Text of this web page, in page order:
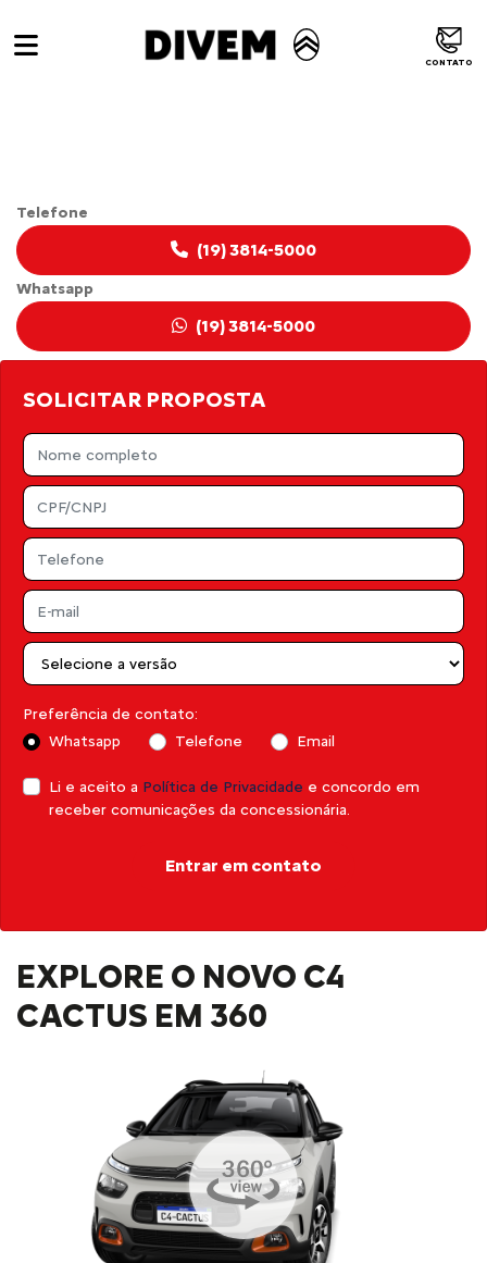
CONTATO
SOLICITAR PROPOSTA
Preferência de contato:
Whatsapp
Telefone Email
Li e aceito a Política de Privacidade e concordo em
receber comunicações da concessionária.
Entrar em contato
Telefone
(19) 3814-5000
Whatsapp
(19) 3814-5000
EXPLORE O NOVO C4
CACTUS EM 360